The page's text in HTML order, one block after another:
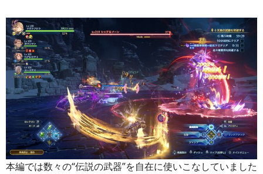
本編では数々の“伝説の武器”を自在に使いこなしていました